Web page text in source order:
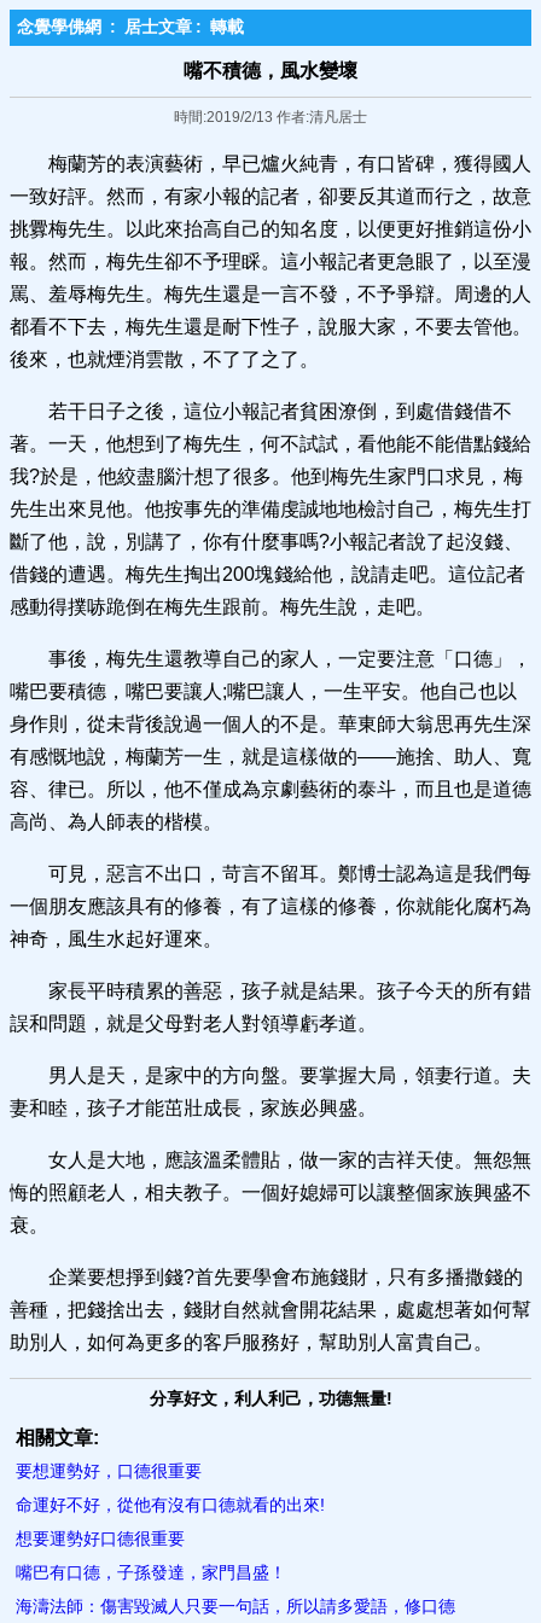
念覺學佛網 : 居士文章 : 轉載
嘴不積德，風水變壞
時間:2019/2/13 作者:清凡居士
梅蘭芳的表演藝術，早已爐火純青，有口皆碑，獲得國人
一致好評。然而，有家小報的記者，卻要反其道而行之，故意
挑釁梅先生。以此來抬高自己的知名度，以便更好推銷這份小
報。然而，梅先生卻不予理睬。這小報記者更急眼了，以至漫
罵、羞辱梅先生。梅先生還是一言不發，不予爭辯。周邊的人
都看不下去，梅先生還是耐下性子，說服大家，不要去管他。
後來，也就煙消雲散，不了了之了。
若干日子之後，這位小報記者貧困潦倒，到處借錢借不
著。一天，他想到了梅先生，何不試試，看他能不能借點錢給
我?於是，他絞盡腦汁想了很多。他到梅先生家門口求見，梅
先生出來見他。他按事先的準備虔誠地地檢討自己，梅先生打
斷了他，說，別講了，你有什麼事嗎?小報記者說了起沒錢、
借錢的遭遇。梅先生掏出200塊錢給他，說請走吧。這位記者
感動得撲哧跪倒在梅先生跟前。梅先生說，走吧。
事後，梅先生還教導自己的家人，一定要注意「口德」，
嘴巴要積德，嘴巴要讓人;嘴巴讓人，一生平安。他自己也以
身作則，從未背後說過一個人的不是。華東師大翁思再先生深
有感慨地說，梅蘭芳一生，就是這樣做的——施捨、助人、寬
容、律已。所以，他不僅成為京劇藝術的泰斗，而且也是道德
高尚、為人師表的楷模。
可見，惡言不出口，苛言不留耳。鄭博士認為這是我們每
一個朋友應該具有的修養，有了這樣的修養，你就能化腐朽為
神奇，風生水起好運來。
家長平時積累的善惡，孩子就是結果。孩子今天的所有錯
誤和問題，就是父母對老人對領導虧孝道。
男人是天，是家中的方向盤。要掌握大局，領妻行道。夫
妻和睦，孩子才能茁壯成長，家族必興盛。
女人是大地，應該溫柔體貼，做一家的吉祥天使。無怨無
悔的照顧老人，相夫教子。一個好媳婦可以讓整個家族興盛不
衰。
企業要想掙到錢?首先要學會布施錢財，只有多播撒錢的
善種，把錢捨出去，錢財自然就會開花結果，處處想著如何幫
助別人，如何為更多的客戶服務好，幫助別人富貴自己。
分享好文，利人利己，功德無量!
相關文章:
要想運勢好，口德很重要
命運好不好，從他有沒有口德就看的出來!
想要運勢好口德很重要
嘴巴有口德，子孫發達，家門昌盛！
海濤法師：傷害毀滅人只要一句話，所以請多愛語，修口德